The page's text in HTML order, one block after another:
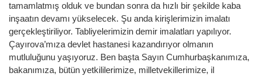
tamamlatmış olduk ve bundan sonra da hızlı bir şekilde kaba
inşaatın devamı yükselecek. Şu anda kirişlerimizin imalatı
gerçekleştiriliyor. Tabliyelerimizin demir imalatları yapılıyor.
Çayırova’mıza devlet hastanesi kazandırıyor olmanın
mutluluğunu yaşıyoruz. Ben başta Sayın Cumhurbaşkanımıza,
bakanımıza, bütün yetkililerimize, milletvekillerimize, il